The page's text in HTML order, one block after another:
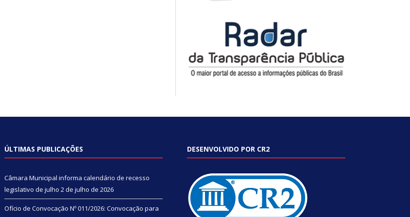
ÚLTIMAS PUBLICAÇÕES
Câmara Municipal informa calendário de recesso
legislativo de julho 2 de julho de 2026
Ofício de Convocação Nº 011/2026: Convocação para
DESENVOLVIDO POR CR2